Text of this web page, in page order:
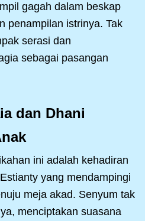
gagah dalam beskap
penampilan istrinya. Tak
serasi dan
sebagai pasangan
dan Dhani
ini adalah kehadiran
yang mendampingi
meja akad. Senyum tak
menciptakan suasana